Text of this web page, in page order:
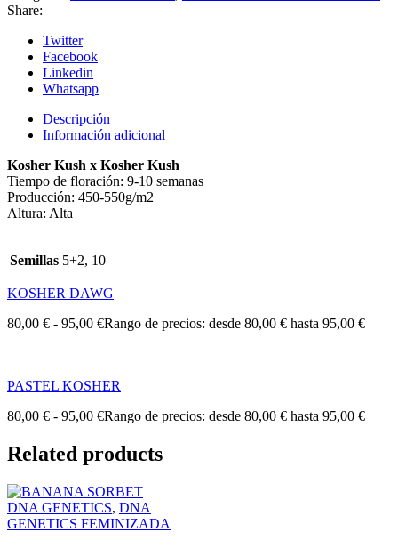
Share:
Twitter
Facebook
Linkedin
Whatsapp
Descripción
Información adicional
Kosher Kush x Kosher Kush
Tiempo de floración: 9-10 semanas
Producción: 450-550g/m2
Altura: Alta
Semillas 5+2, 10
KOSHER DAWG
80,00 € - 95,00 €Rango de precios: desde 80,00 € hasta 95,00 €
PASTEL KOSHER
80,00 € - 95,00 €Rango de precios: desde 80,00 € hasta 95,00 €
Related products
DNA GENETICS, DNA
GENETICS FEMINIZADA